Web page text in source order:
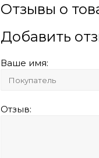
Отзывы о
Добавить
Ваше имя:
Отзыв: